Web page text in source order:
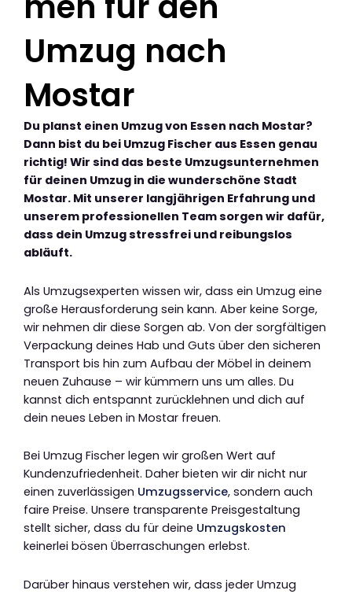
Umzug nach
Mostar
Du planst einen Umzug von Essen nach Mostar?
Dann bist du bei Umzug Fischer aus Essen genau
richtig! Wir sind das beste Umzugsunternehmen
für deinen Umzug in die wunderschöne Stadt
Mostar. Mit unserer langjährigen Erfahrung und
unserem professionellen Team sorgen wir dafür,
dass dein Umzug stressfrei und reibungslos
abläuft.
Als Umzugsexperten wissen wir, dass ein Umzug eine
große Herausforderung sein kann. Aber keine Sorge,
wir nehmen dir diese Sorgen ab. Von der sorgfältigen
Verpackung deines Hab und Guts über den sicheren
Transport bis hin zum Aufbau der Möbel in deinem
neuen Zuhause – wir kümmern uns um alles. Du
kannst dich entspannt zurücklehnen und dich auf
dein neues Leben in Mostar freuen.
Bei Umzug Fischer legen wir großen Wert auf
Kundenzufriedenheit. Daher bieten wir dir nicht nur
einen zuverlässigen Umzugsservice, sondern auch
faire Preise. Unsere transparente Preisgestaltung
stellt sicher, dass du für deine Umzugskosten
keinerlei bösen Überraschungen erlebst.
Darüber hinaus verstehen wir, dass jeder Umzug